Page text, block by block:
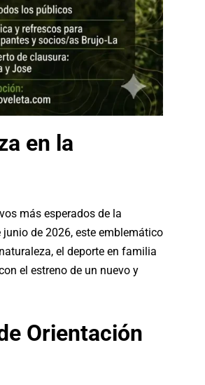
en la
más esperados de la
de 2026, este emblemático
el deporte en familia
el estreno de un nuevo y
Orientación